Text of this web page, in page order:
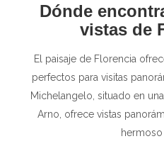
Dónde
vistas de
El paisaje de Florencia
perfectos para visitas
Michelangelo, situado en
Arno, ofrece vistas
hermoso